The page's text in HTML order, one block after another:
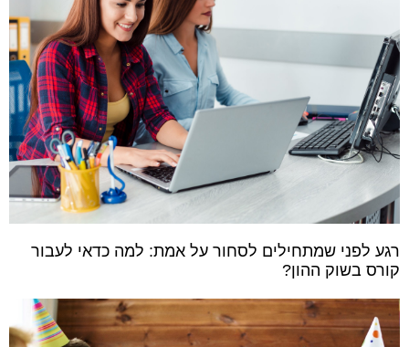
רגע לפני שמתחילים לסחור על אמת: למה כדאי לעבור
קורס בשוק ההון?